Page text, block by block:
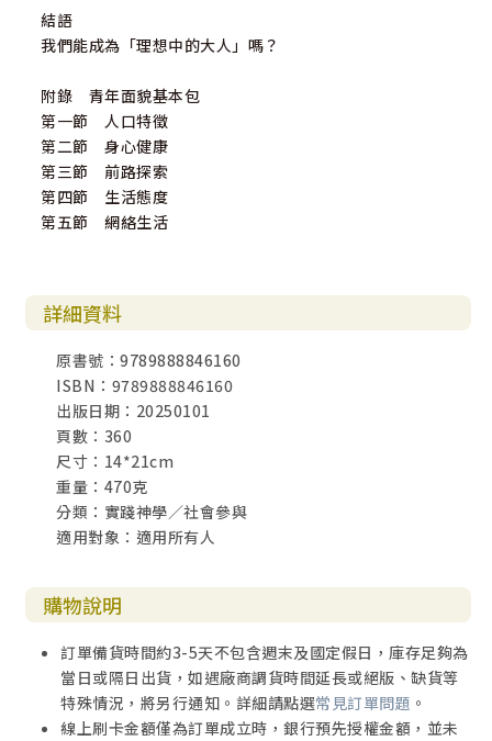
結語
我們能成為「理想中的大人」嗎？
附錄 青年面貌基本包
第一節 人口特徵
第二節 身心健康
第三節 前路探索
第四節 生活態度
第五節 網絡生活
詳細資料
原書號：9789888846160
ISBN：9789888846160
出版日期：20250101
頁數：360
尺寸：14*21cm
重量：470克
分類：實踐神學／社會參與
適用對象：適用所有人
購物說明
訂單備貨時間約3-5天不包含週末及國定假日，庫存足夠為
當日或隔日出貨，如遇廠商調貨時間延長或絕版、缺貨等
特殊情況，將另行通知。詳細請點選常見訂單問題 。
線上刷卡金額僅為訂單成立時，銀行預先授權金額，並未